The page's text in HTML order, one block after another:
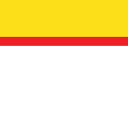
BPM -